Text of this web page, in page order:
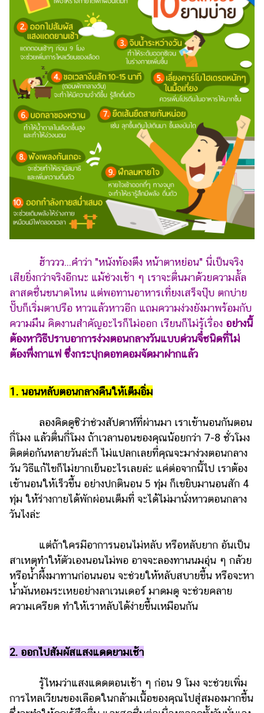
ดูด
วง
ผู้
หญิง
ผู้ชาย
สุขภาพ
ท่อง
เที่ยว
สูตร
อาหาร
ง่ายๆ
ช้อป
ปิ้ง
รถยนต์
บ้าน
และ
การ
ตกแต่ง
มือ
ถือ
ทอง
น้ำมัน
วา
ไร
ตี้
แต่งงาน
เด็ก
สัตว์
เลี้ยง
บริการ
แอปฯ
กระปุก
คอร์ส
ฮ้าววว...คำว่า "หนังท้องตึง หน้าตาหย่อน" นี่เป็นจริง
เสียยิ่งกว่าจริงอีกนะ แม้ช่วงเช้า ๆ เราจะตื่นมาด้วยความลั้ล
ลาสดชื่นขนาดไหน แต่พอทานอาหารเที่ยงเสร็จปุ๊บ ตกบ่าย
ปั๊บก็เริ่มตาปรือ หาวแล้วหาวอีก แถมความง่วงยังมาพร้อมกับ
ความมึน คิดงานสำคัญอะไรก็ไม่ออก เรียนก็ไม่รู้เรื่อง อย่างนี้
ต้องหาวิธีปราบอาการง่วงตอนกลางวันแบบด่วนจี๋ชนิดที่ไม่
ต้องพึ่งกาแฟ ซึ่งกระปุกดอทคอมจัดมาฝากแล้ว
1. นอนหลับตอนกลางคืนให้เต็มอิ่ม
ลองคิดดูซิว่าช่วงสัปดาห์ที่ผ่านมา เราเข้านอนกันตอน
กี่โมง แล้วตื่นกี่โมง ถ้าเวลานอนของคุณน้อยกว่า 7-8 ชั่วโมง
ติดต่อกันหลายวันล่ะก็ ไม่แปลกเลยที่คุณจะมาง่วงตอนกลาง
วัน วิธีแก้ไขก็ไม่ยากเย็นอะไรเลยล่ะ แค่ต่อจากนี้ไป เราต้อง
เข้านอนให้เร็วขึ้น อย่างปกตินอน 5 ทุ่ม ก็เขยิบมานอนสัก 4
ทุ่ม ให้ร่างกายได้พักผ่อนเต็มที่ จะได้ไม่มานั่งหาวตอนกลาง
วันไงล่ะ
แต่ถ้าใครมีอาการนอนไม่หลับ หรือหลับยาก อันเป็น
สาเหตุทำให้ตัวเองนอนไม่พอ อาจจะลองทานนมอุ่น ๆ กล้วย
หรือน้ำผึ้งมาทานก่อนนอน จะช่วยให้หลับสบายขึ้น หรือจะหา
น้ำมันหอมระเหยอย่างลาเวนเดอร์ มาดมดู จะช่วยคลาย
ความเครียด ทำให้เราหลับได้ง่ายขึ้นเหมือนกัน
2. ออกไปสัมผัสแสงแดดยามเช้า
รู้ไหมว่าแสงแดดตอนเช้า ๆ ก่อน 9 โมง จะช่วยเพิ่ม
การไหลเวียนของเลือดในกล้ามเนื้อของคุณไปสู่สมองมากขึ้น